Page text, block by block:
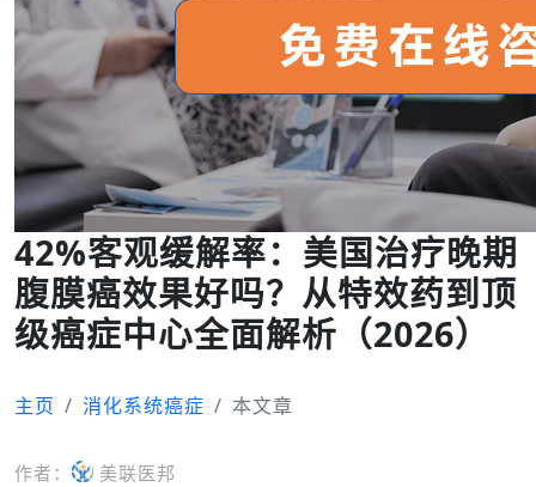
42%客观缓解率：美国治疗晚期
腹膜癌效果好吗？从特效药到顶
级癌症中心全面解析（2026）
主页 消化系统癌症 本文章
作者：
美联医邦